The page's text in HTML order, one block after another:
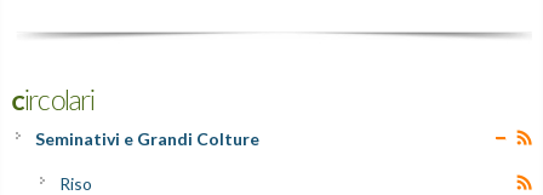
Circolari
Seminativi e Grandi Colture
Riso